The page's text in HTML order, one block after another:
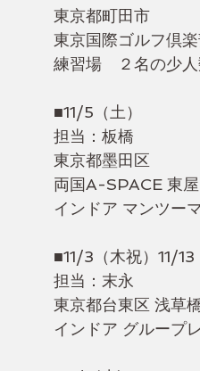
東京都町田市
東京国際ゴルフ倶
練習場　２名の少
■11/5（土）
担当：板橋
東京都墨田区
両国A-SPACE 東
インドア マンツー
■11/3（木祝）11/13
担当：末永
東京都台東区 浅草
インドア グループ